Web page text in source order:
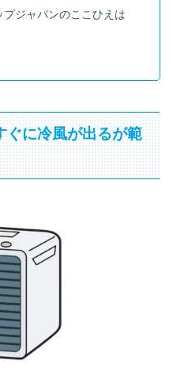
ジャパンのここひえは
ぐに冷風が出るが範